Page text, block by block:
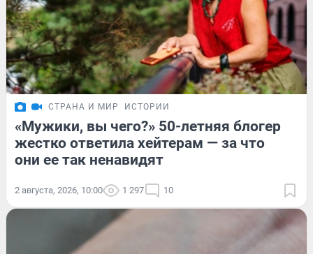
СТРАНА И МИР ИСТОРИИ
«Мужики, вы чего?» 50-летняя блогер
жестко ответила хейтерам — за что
они ее так ненавидят
2 августа, 2026, 10:00 1 297 10